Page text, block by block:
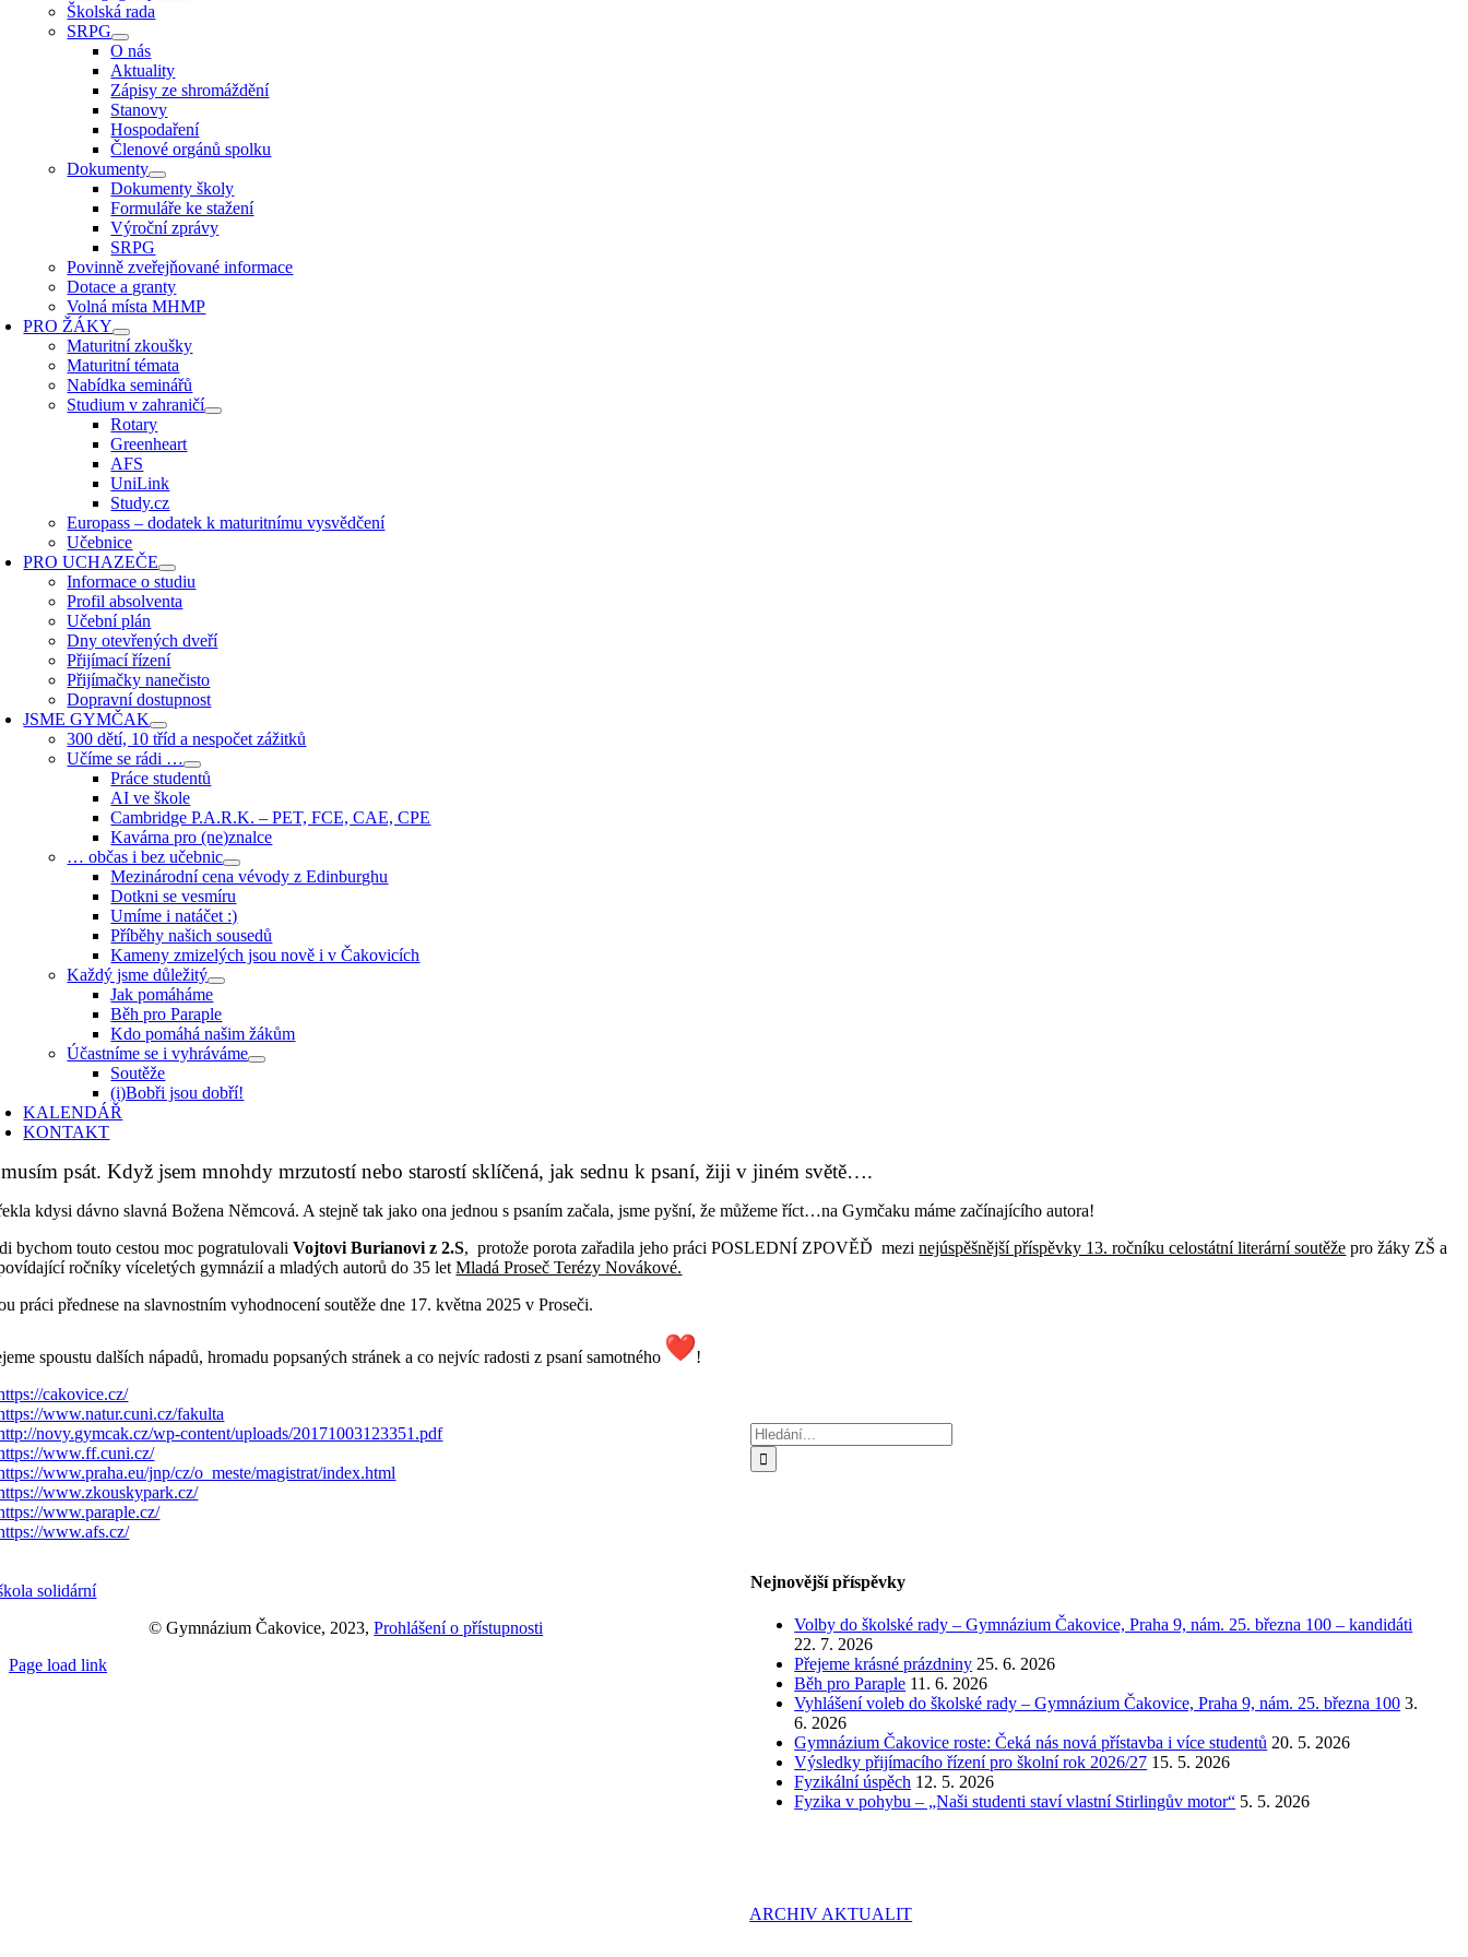
Školská rada
SRPG
O nás
Aktuality
Zápisy ze shromáždění
Stanovy
Hospodaření
Členové orgánů spolku
Dokumenty
Dokumenty školy
Formuláře ke stažení
Výroční zprávy
SRPG
Povinně zveřejňované informace
Dotace a granty
Volná místa MHMP
PRO ŽÁKY
Maturitní zkoušky
Maturitní témata
Nabídka seminářů
Studium v zahraničí
Rotary
Greenheart
AFS
UniLink
Study.cz
Europass – dodatek k maturitnímu vysvědčení
Učebnice
PRO UCHAZEČE
Informace o studiu
Profil absolventa
Učební plán
Dny otevřených dveří
Přijímací řízení
Přijímačky nanečisto
Dopravní dostupnost
JSME GYMČAK
300 dětí, 10 tříd a nespočet zážitků
Učíme se rádi …
Práce studentů
AI ve škole
Cambridge P.A.R.K. – PET, FCE, CAE, CPE
Kavárna pro (ne)znalce
… občas i bez učebnic
Mezinárodní cena vévody z Edinburghu
Dotkni se vesmíru
Umíme i natáčet :)
Příběhy našich sousedů
Kameny zmizelých jsou nově i v Čakovicích
Každý jsme důležitý
Jak pomáháme
Běh pro Paraple
Kdo pomáhá našim žákům
Účastníme se i vyhráváme
Soutěže
(i)Bobři jsou dobří!
KALENDÁŘ
KONTAKT
musím psát. Když jsem mnohdy mrzutostí nebo starostí sklíčená, jak sednu k psaní, žiji v jiném světě….
kdysi dávno slavná Božena Němcová. A stejně tak jako ona jednou s psaním začala, jsme pyšní, že můžeme říct…na Gymčaku máme začínajícího autora!
bychom touto cestou moc pogratulovaliVojtovi Burianovi z 2.S, protože porota zařadila jeho práci POSLEDNÍ ZPOVĚĎ mezinejúspěšnější příspěvky 13. ročníku celostátní literární soutěže pro žáky ZŠ a
ročníky víceletých gymnázií a mladých autorů do 35 letMladá Proseč Terézy Novákové.
práci přednese na slavnostním vyhodnocení soutěže dne 17. května 2025 v Proseči.
spoustu dalších nápadů, hromadu popsaných stránek a co nejvíc radosti z psaní samotného !
Hledat:
Nejnovější příspěvky
Volby do školské rady – Gymnázium Čakovice, Praha 9, nám. 25. března 100 – kandidáti
22. 7. 2026
Přejeme krásné prázdniny 25. 6. 2026
Běh pro Paraple 11. 6. 2026
Vyhlášení voleb do školské rady – Gymnázium Čakovice, Praha 9, nám. 25. března 100 3.
6. 2026
Gymnázium Čakovice roste: Čeká nás nová přístavba i více studentů 20. 5. 2026
Výsledky přijímacího řízení pro školní rok 2026/27 15. 5. 2026
Fyzikální úspěch 12. 5. 2026
Fyzika v pohybu – „Naši studenti staví vlastní Stirlingův motor“ 5. 5. 2026
ARCHIV AKTUALIT
© Gymnázium Čakovice, 2023,Prohlášení o přístupnosti
Page load link